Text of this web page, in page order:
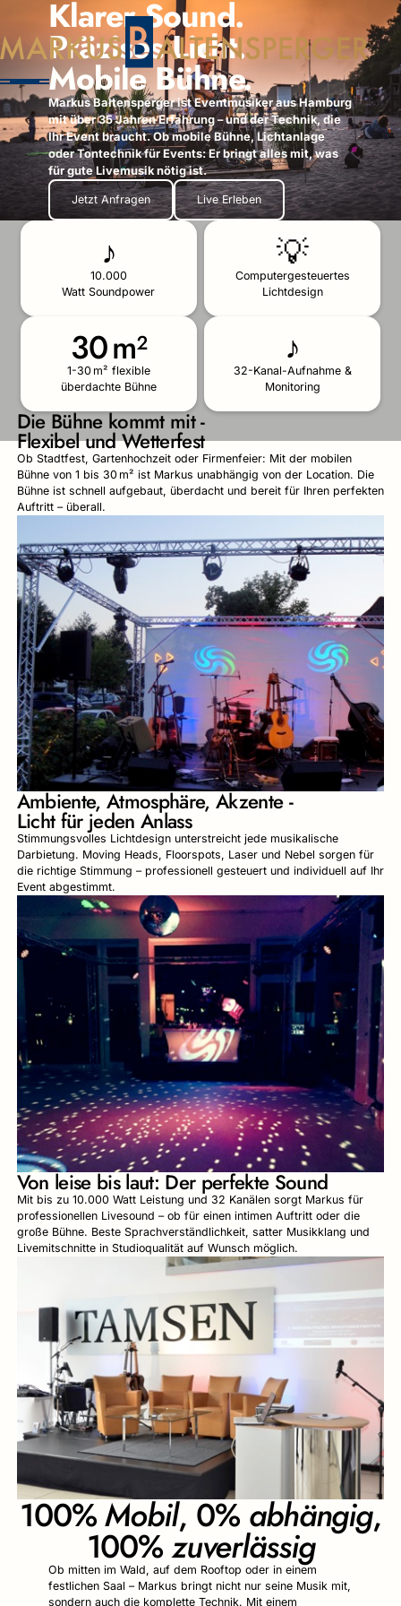
Klarer Sound.
Präzises Licht.
Mobile Bühne.
Markus Baltensperger ist Eventmusiker aus Hamburg
mit über 35 Jahren Erfahrung – und der Technik, die
Ihr Event braucht. Ob mobile Bühne, Lichtanlage
oder Tontechnik für Events: Er bringt alles mit, was
für gute Livemusik nötig ist.
Jetzt Anfragen Live Erleben
♪
10.000
Watt Soundpower
💡
Computergesteuertes
Lichtdesign
30 m²
1-30 m² flexible
überdachte Bühne
♪
32-Kanal-Aufnahme &
Monitoring
Die Bühne kommt mit -
Flexibel und Wetterfest
Ob Stadtfest, Gartenhochzeit oder Firmenfeier: Mit der mobilen
Bühne von 1 bis 30 m² ist Markus unabhängig von der Location. Die
Bühne ist schnell aufgebaut, überdacht und bereit für Ihren perfekten
Auftritt – überall.
Ambiente, Atmosphäre, Akzente -
Licht für jeden Anlass
Stimmungsvolles Lichtdesign unterstreicht jede musikalische
Darbietung. Moving Heads, Floorspots, Laser und Nebel sorgen für
die richtige Stimmung – professionell gesteuert und individuell auf Ihr
Event abgestimmt.
Von leise bis laut: Der perfekte Sound
Mit bis zu 10.000 Watt Leistung und 32 Kanälen sorgt Markus für
professionellen Livesound – ob für einen intimen Auftritt oder die
große Bühne. Beste Sprachverständlichkeit, satter Musikklang und
Livemitschnitte in Studioqualität auf Wunsch möglich.
100%Mobil, 0%abhängig,
100%zuverlässig
Ob mitten im Wald, auf dem Rooftop oder in einem
festlichen Saal – Markus bringt nicht nur seine Musik mit,
sondern auch die komplette Technik. Mit einem